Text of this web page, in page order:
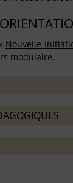
Nouvelle-
modulaire.